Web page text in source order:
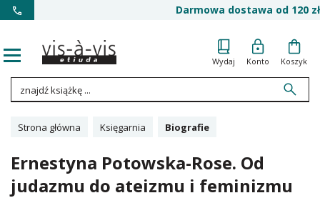
Darmowa dostawa od 120 zł
Wydaj Konto Koszyk
Strona główna Księgarnia Biografie
Ernestyna Potowska-Rose. Od
judazmu do ateizmu i feminizmu